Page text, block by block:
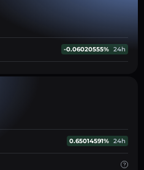
-0.06020555% 24h
0.65014591% 24h